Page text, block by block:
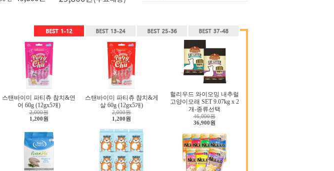
스탠바이미 파티츄 참치&연
어 60g (12gx5개)
2,000원
1,200원
스탠바이미 파티츄 참치&게
살 60g (12gx5개)
2,000원
1,200원
헐리우드 와이오밍 내추럴
고양이모래 SET 9.07kg x 2
개-종류선택
46,000원
36,900원